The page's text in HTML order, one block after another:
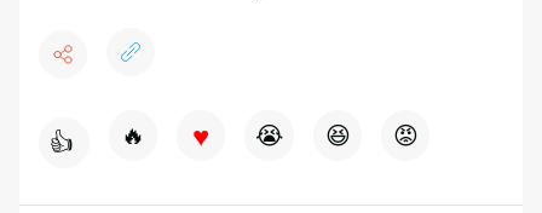
👍 🔥 ♥ 😭 😆 😡